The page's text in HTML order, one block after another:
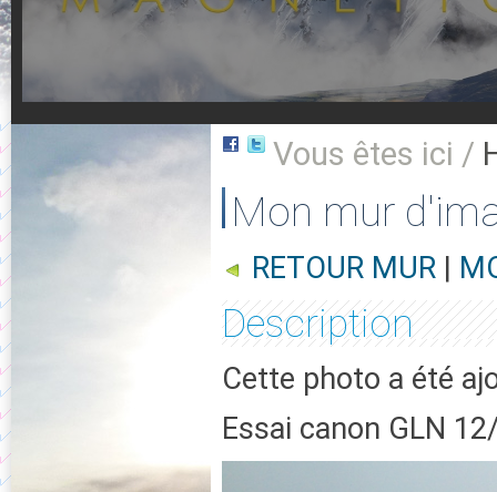
Vous êtes ici /
Mon mur
RETOUR MUR |
Description
Cette photo a été
Essai canon GLN